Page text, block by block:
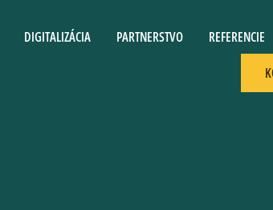
DIGITALIZÁCIA PARTNERSTVO REFERENCIE